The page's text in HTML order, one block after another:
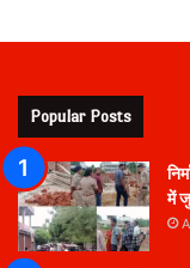
Popular Posts
में